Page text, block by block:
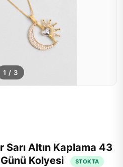
1 / 3
Sarı Altın Kaplama 43
Kolyesi
STOKTA